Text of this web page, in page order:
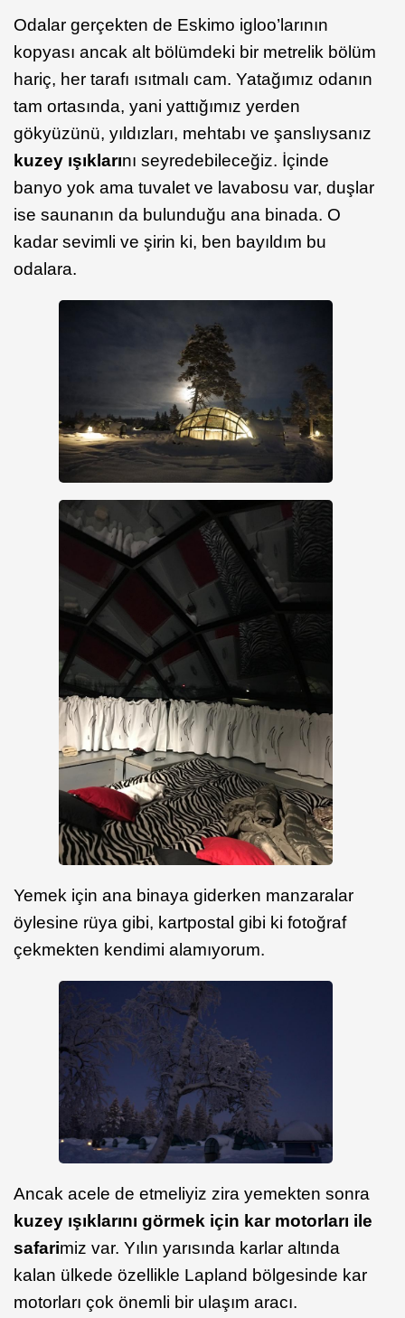
Odalar gerçekten de Eskimo igloo’larının
kopyası ancak alt bölümdeki bir metrelik bölüm
hariç, her tarafı ısıtmalı cam. Yatağımız odanın
tam ortasında, yani yattığımız yerden
gökyüzünü, yıldızları, mehtabı ve şanslıysanız
kuzey ışıklarını seyredebileceğiz. İçinde
banyo yok ama tuvalet ve lavabosu var, duşlar
ise saunanın da bulunduğu ana binada. O
kadar sevimli ve şirin ki, ben bayıldım bu
odalara.
Yemek için ana binaya giderken manzaralar
öylesine rüya gibi, kartpostal gibi ki fotoğraf
çekmekten kendimi alamıyorum.
Ancak acele de etmeliyiz zira yemekten sonra
kuzey ışıklarını görmek için kar motorları ile
safarimiz var. Yılın yarısında karlar altında
kalan ülkede özellikle Lapland bölgesinde kar
motorları çok önemli bir ulaşım aracı.